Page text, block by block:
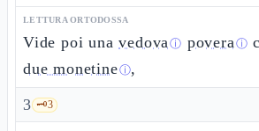
LETTURA ORTODOSSA
Vide poi unavedovaⓘ poveraⓘ
due monetineⓘ,
3 🗝️3